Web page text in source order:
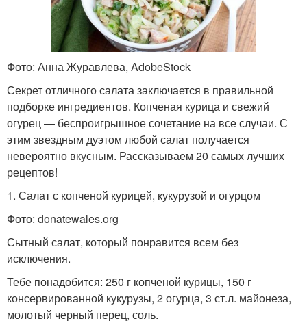
Фото: Анна Журавлева, AdobeStock
Секрет отличного салата заключается в правильной
подборке ингредиентов. Копченая курица и свежий
огурец — беспроигрышное сочетание на все случаи. С
этим звездным дуэтом любой салат получается
невероятно вкусным. Рассказываем 20 самых лучших
рецептов!
1. Салат с копченой курицей, кукурузой и огурцом
Фото: donatewales.org
Сытный салат, который понравится всем без
исключения.
Тебе понадобится: 250 г копченой курицы, 150 г
консервированной кукурузы, 2 огурца, 3 ст.л. майонеза,
молотый черный перец, соль.